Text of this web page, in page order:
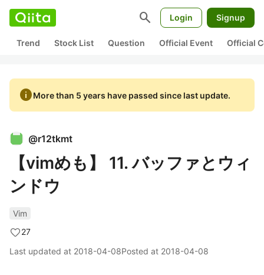
search Login Signup
Trend Stock List Question Official Event Official
infoMore than 5 years have passed since last update.
@r12tkmt
【vimめも】 11. バッファとウィ
ンドウ
Vim
27
Last updated at 2018-04-08Posted at 2018-04-08